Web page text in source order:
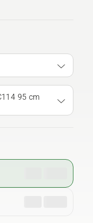
95 cm